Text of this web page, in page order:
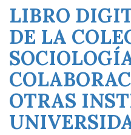
LIBRO
DE LA
OTRAS